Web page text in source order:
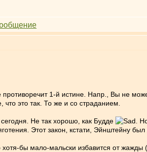
противоречит 1-й истине. Напр., Вы не
это так. То же и со страданием.
Не так хорошо, как Будде
.
Этот закон, кстати, Эйнштейну
бы мало-мальски избавится от